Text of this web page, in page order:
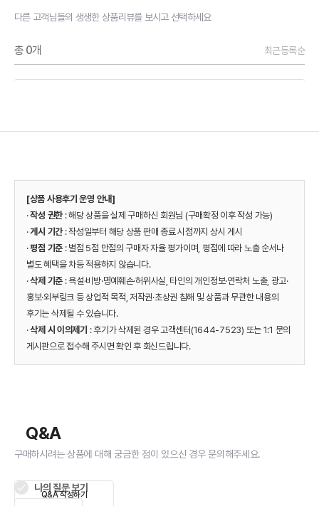
다른 고객님들의 생생한 상품리뷰를 보시고 선택하세요
총 0개 최근등록순
[상품 사용후기 운영 안내]
·작성 권한 : 해당 상품을 실제 구매하신 회원님 (구매확정 이후 작성 가능)
·게시 기간: 작성일부터 해당 상품 판매 종료 시점까지 상시 게시
·평점 기준 : 별점 5점 만점의 구매자 자율 평가이며, 평점에 따라 노출 순서나
별도 혜택을 차등 적용하지 않습니다.
·삭제 기준 : 욕설·비방·명예훼손·허위사실, 타인의 개인정보·연락처 노출, 광고·
홍보·외부링크 등 상업적 목적, 저작권·초상권 침해 및 상품과 무관한 내용의
후기는 삭제될 수 있습니다.
·삭제 시 이의제기 : 후기가 삭제된 경우 고객센터(1644-7523) 또는 1:1 문의
게시판으로 접수해 주시면 확인 후 회신드립니다.
Q&A
구매하시려는 상품에 대해 궁금한 점이 있으신 경우 문의해주세요.
나의 질문 보기
Q&A 작성하기